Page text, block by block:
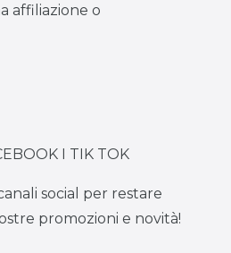
affiliazione o
I TIK TOK
social per restare
promozioni e novità!